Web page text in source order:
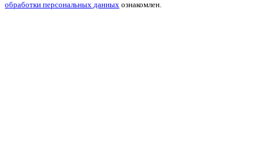
обработки персональных данных ознакомлен.